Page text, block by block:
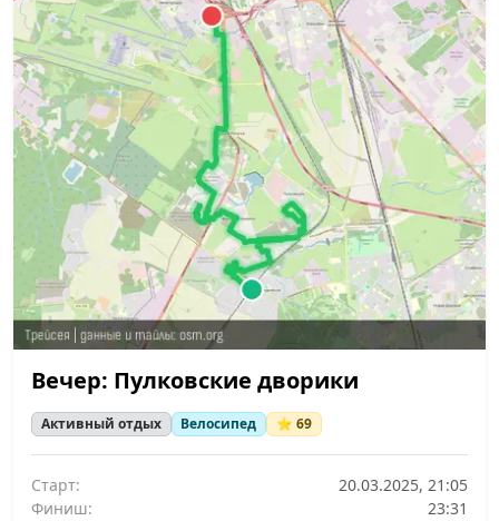
Вечер: Пулковские дворики
Активный отдых Велосипед ⭐ 69
Старт:
20.03.2025, 21:05
Финиш:
23:31